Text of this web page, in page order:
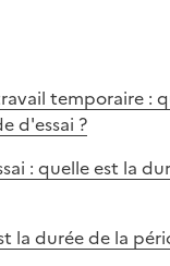
temporaire :
d'essai ?
: quelle est la
la durée de la